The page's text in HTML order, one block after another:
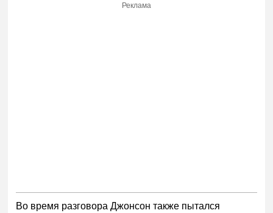
Реклама
Во время разговора Джонсон также пытался